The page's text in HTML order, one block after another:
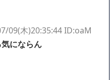
09(木)20:35:44 ID:oaM
にならん